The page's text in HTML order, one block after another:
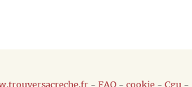
- FAQ- cookie- Cgu -